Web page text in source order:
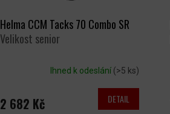
Helma CCM Tacks 70 Combo SR
Velikost senior
Ihned k odeslání (>5 ks)
2 682 Kč DETAIL